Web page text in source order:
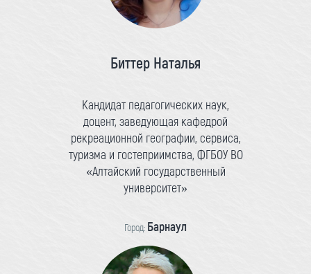
Биттер Наталья
Кандидат педагогических наук,
доцент, заведующая кафедрой
рекреационной географии, сервиса,
туризма и гостеприимства, ФГБОУ ВО
«Алтайский государственный
университет»
Город: Барнаул